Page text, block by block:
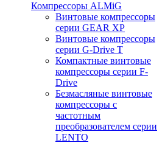
Компрессоры ALMiG
Винтовые компрессоры
серии GEAR XP
Винтовые компрессоры
серии G-Drive T
Компактные винтовые
компрессоры серии F-
Drive
Безмасляные винтовые
компрессоры с
частотным
преобразователем серии
LENTO